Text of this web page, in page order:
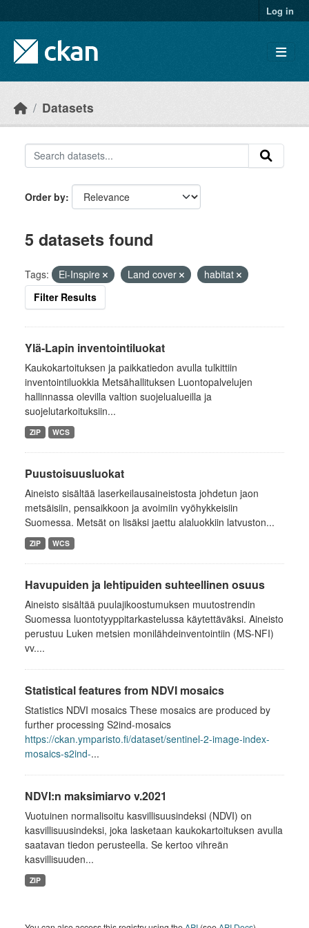
Log in
Datasets
Order by
5 datasets found
Tags: Ei-Inspire Land cover
habitat
Filter Results
Ylä-Lapin inventointiluokat
Kaukokartoituksen ja paikkatiedon avulla tulkittiin
inventointiluokkia Metsähallituksen Luontopalvelujen
hallinnassa olevilla valtion suojelualueilla ja
suojelutarkoituksiin...
ZIP WCS
Puustoisuusluokat
Aineisto sisältää laserkeilausaineistosta johdetun jaon
metsäisiin, pensaikkoon ja avoimiin vyöhykkeisiin
Suomessa. Metsät on lisäksi jaettu alaluokkiin latvuston...
ZIP WCS
Havupuiden ja lehtipuiden suhteellinen osuus
Aineisto sisältää puulajikoostumuksen muutostrendin
Suomessa luontotyyppitarkastelussa käytettäväksi. Aineisto
perustuu Luken metsien monilähdeinventointiin (MS-NFI)
vv....
Statistical features from NDVI mosaics
Statistics NDVI mosaics These mosaics are produced by
further processing S2ind-mosaics
https://ckan.ymparisto.fi/dataset/sentinel-2-image-index-
mosaics-s2ind-...
NDVI:n maksimiarvo v.2021
Vuotuinen normalisoitu kasvillisuusindeksi (NDVI) on
kasvillisuusindeksi, joka lasketaan kaukokartoituksen avulla
saatavan tiedon perusteella. Se kertoo vihreän
kasvillisuuden...
ZIP